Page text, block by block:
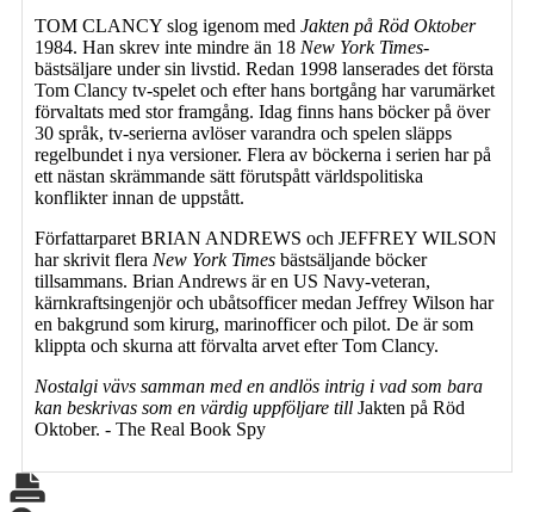
TOM CLANCY slog igenom med Jakten på Röd Oktober
1984. Han skrev inte mindre än 18 New York Times-
bästsäljare under sin livstid. Redan 1998 lanserades det första
Tom Clancy tv-spelet och efter hans bortgång har varumärket
förvaltats med stor framgång. Idag finns hans böcker på över
30 språk, tv-serierna avlöser varandra och spelen släpps
regelbundet i nya versioner. Flera av böckerna i serien har på
ett nästan skrämmande sätt förutspått världspolitiska
konflikter innan de uppstått.
Författarparet BRIAN ANDREWS och JEFFREY WILSON
har skrivit flera New York Times bästsäljande böcker
tillsammans. Brian Andrews är en US Navy-veteran,
kärnkraftsingenjör och ubåtsofficer medan Jeffrey Wilson har
en bakgrund som kirurg, marinofficer och pilot. De är som
klippta och skurna att förvalta arvet efter Tom Clancy.
Nostalgi vävs samman med en andlös intrig i vad som bara
kan beskrivas som en värdig uppföljare till Jakten på Röd
Oktober. - The Real Book Spy